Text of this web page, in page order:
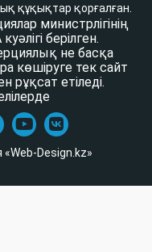
құқықтар қорғалған.
министрлігінің
берілген.
не басқа
көшіруге тек сайт
рұқсат етіледі.
Design.kz»